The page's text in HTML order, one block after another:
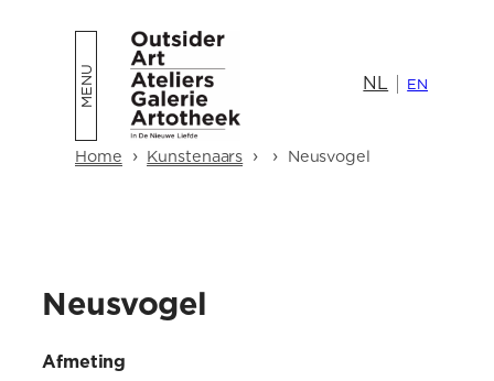
Home › Kunstenaars › › Neusvogel
NL EN
Neusvogel
Afmeting